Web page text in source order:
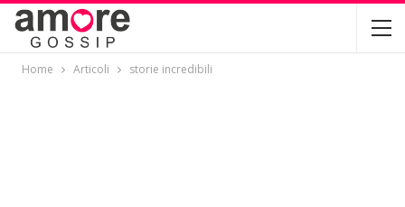
Home Articoli storie incredibili